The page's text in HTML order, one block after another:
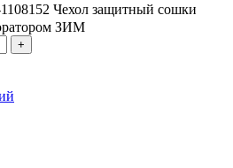
Чехол защитный сошки
ЗИМ